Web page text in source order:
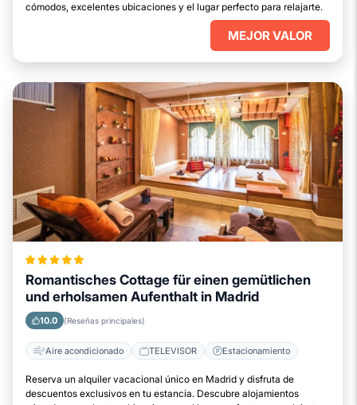
cómodos, excelentes ubicaciones y el lugar perfecto para relajarte.
MEJOR VALOR
Romantisches Cottage für einen gemütlichen
und erholsamen Aufenthalt in Madrid
10.0 (Reseñas principales)
Aire acondicionado TELEVISOR Estacionamiento
Reserva un alquiler vacacional único en Madrid y disfruta de
descuentos exclusivos en tu estancia. Descubre alojamientos